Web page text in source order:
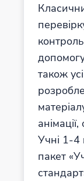
також
Учні 1-4
пакет